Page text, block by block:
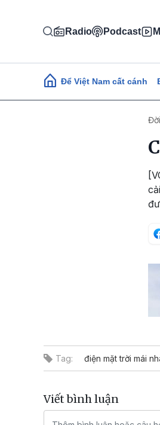
Radio Podcast
Main navigation
Để Việt Nam cất cánh
Tag: điện mặt trời mái
Viết bình luận